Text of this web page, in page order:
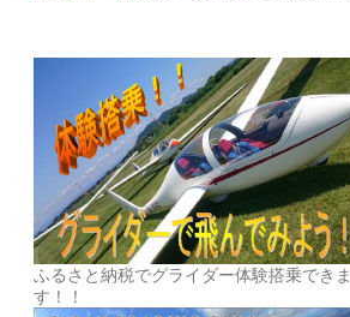
ふるさと納税でグライダー体験搭乗できま
す！！